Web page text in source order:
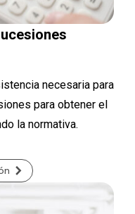
necesaria para
para obtener el
la normativa.